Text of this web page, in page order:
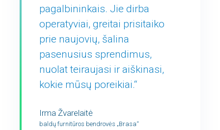
pagalbininkais. Jie dirba
operatyviai, greitai prisitaiko
prie naujovių, šalina
pasenusius sprendimus,
nuolat teiraujasi ir aiškinasi,
kokie mūsų poreikiai.“
Irma Žvarelaitė
baldų furnitūros bendrovės „Brasa“